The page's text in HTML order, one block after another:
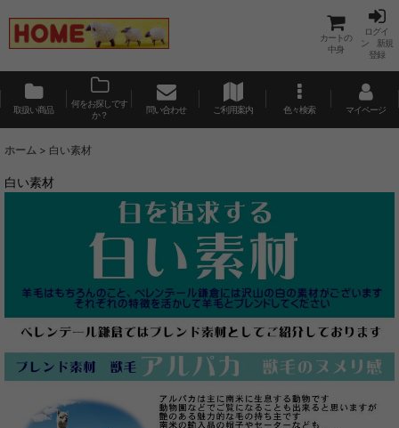
カートの
中身
ログイ
ン 新規
登録
取扱い商品
何をお探しです
か？
問い合わせ ご利用案内 色々検索 マイページ
ホーム > 白い素材
白い素材